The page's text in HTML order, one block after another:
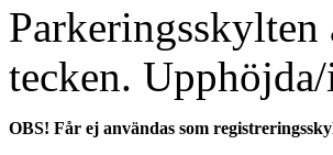
tecken.
OBS! Får ej användas som